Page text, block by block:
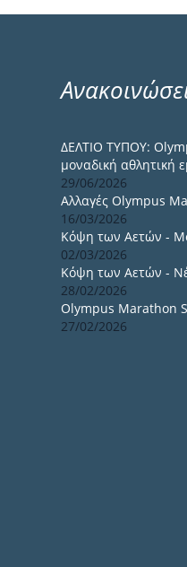
ΔΕΛΤΙΟ ΤΥΠΟΥ:
μοναδική αθλητική
29/06/2026
Αλλαγές Olympus
16/03/2026
Κόψη των Αετών -
02/03/2026
Κόψη των Αετών -
28/02/2026
Olympus Marathon
27/02/2026